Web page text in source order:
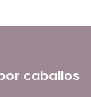
caballos